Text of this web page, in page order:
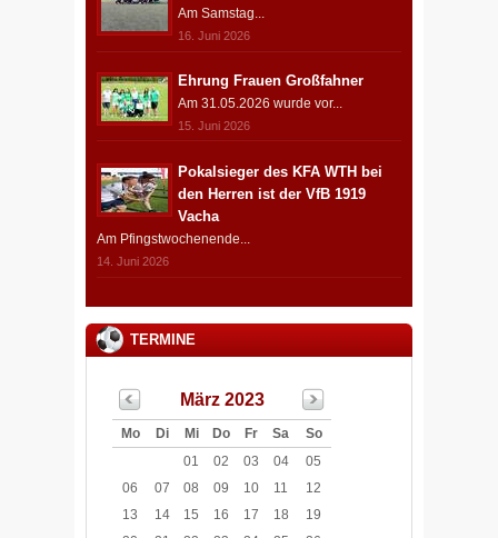
Am Samstag...
16. Juni 2026
Ehrung Frauen Großfahner
Am 31.05.2026 wurde vor...
15. Juni 2026
Pokalsieger des KFA WTH bei
den Herren ist der VfB 1919
Vacha
Am Pfingstwochenende...
14. Juni 2026
TERMINE
März 2023
Mo Di Mi Do Fr Sa
So
01
02 03 04
05
06
07 08 09 10 11
12
13
14 15 16 17 18
19